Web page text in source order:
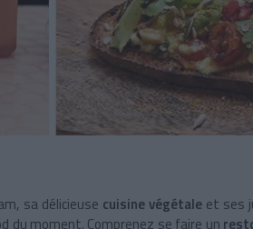
sa délicieuse cuisine végétaleet ses
du moment. Comprenez se faire un